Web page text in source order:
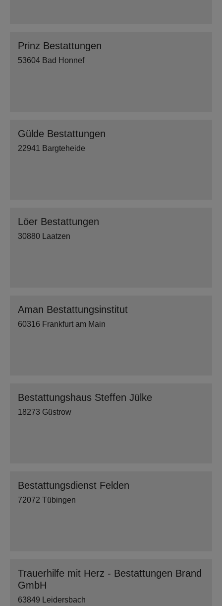
Prinz Bestattungen
53604 Bad Honnef
Gülde Bestattungen
22941 Bargteheide
Löer Bestattungen
30880 Laatzen
Aman Bestattungsinstitut
60316 Frankfurt am Main
Bestattungshaus Steffen Jülke
18273 Güstrow
Bestattungsdienst Felden
72072 Tübingen
Trauerhilfe mit Herz - Bestattungen Brand
GmbH
63849 Leidersbach